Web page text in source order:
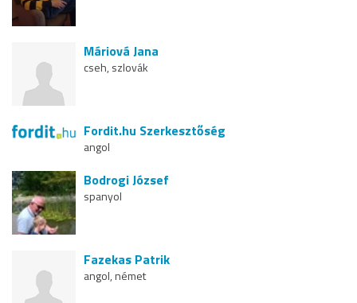
Máriová Jana
cseh, szlovák
Fordit.hu Szerkesztőség
angol
Bodrogi József
spanyol
Fazekas Patrik
angol, német